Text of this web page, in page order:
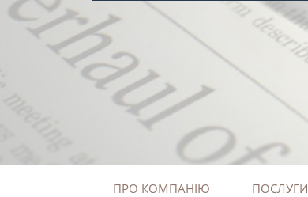
ПРО КОМПАНІЮ ПОСЛУГИ